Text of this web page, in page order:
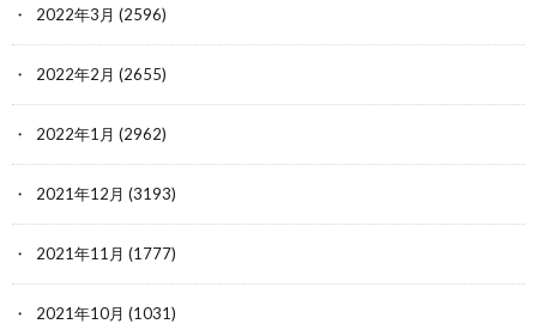
2022年3月 (2596)
2022年2月 (2655)
2022年1月 (2962)
2021年12月 (3193)
2021年11月 (1777)
2021年10月 (1031)